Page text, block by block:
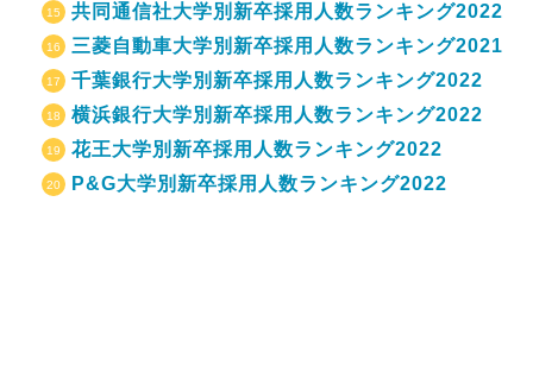
共同通信社大学別新卒採用人数ランキング2022
三菱自動車大学別新卒採用人数ランキング2021
千葉銀行大学別新卒採用人数ランキング2022
横浜銀行大学別新卒採用人数ランキング2022
花王大学別新卒採用人数ランキング2022
P&G大学別新卒採用人数ランキング2022